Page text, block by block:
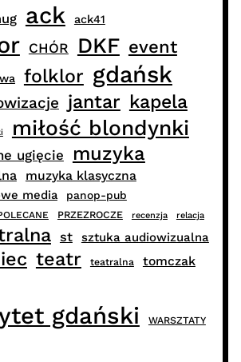
ack ack41
CHÓR DKF event
folklor gdańsk
jantar kapela
miłość blondynki
ugięcie muzyka
muzyka klasyczna
media panop-pub
PRZEZROCZE recenzja relacja
st sztuka audiowizualna
teatr teatralna tomczak
gdański
WARSZTATY